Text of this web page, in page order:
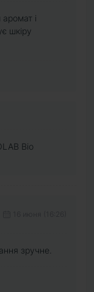
і
шкіру
Bio
зручне.